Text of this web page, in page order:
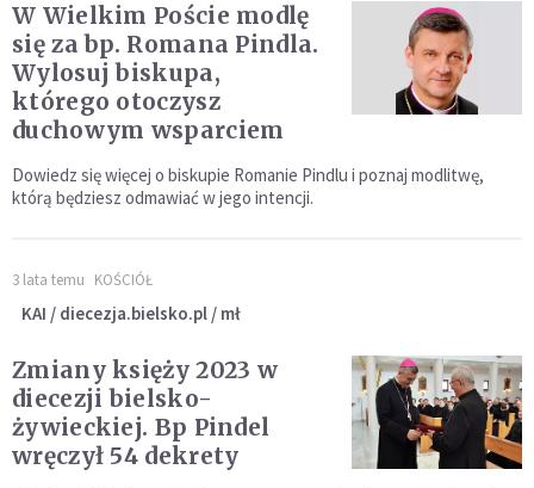
W Wielkim Poście modlę
się za bp. Romana Pindla.
Wylosuj biskupa,
którego otoczysz
duchowym wsparciem
Dowiedz się więcej o biskupie Romanie Pindlu i poznaj modlitwę,
którą będziesz odmawiać w jego intencji.
3 lata temu KOŚCIÓŁ
KAI / diecezja.bielsko.pl / mł
Zmiany księży 2023 w
diecezji bielsko-
żywieckiej. Bp Pindel
wręczył 54 dekrety